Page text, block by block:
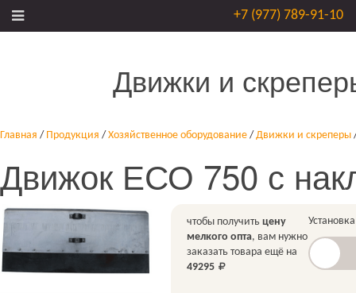
+7 (977) 789-91-10
Движки и
Главная / Продукция / Хозяйственное оборудование / Движки и скреперы
Движок ЕСО 750 с
чтобы получить цену
мелкого опта, вам нужно
заказать товара ещё на
49295
Установка